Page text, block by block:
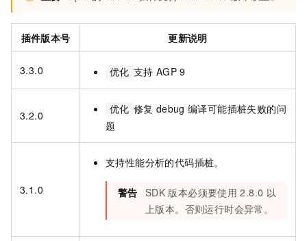
插件版本号 更新说明
3.3.0 优化 支持 AGP 9
3.2.0 优化 修复 debug 编译可能插桩失败的问
题
3.1.0
支持性能分析的代码插桩。
警告 SDK 版本必须要使用 2.8.0 以
上版本。否则运行时会异常。